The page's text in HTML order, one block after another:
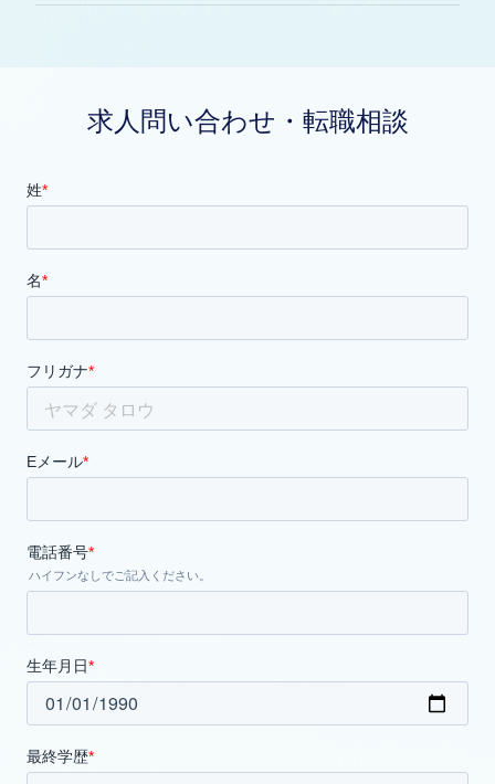
求人問い合わせ・転職相談